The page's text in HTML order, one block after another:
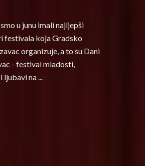
u junu imali najljepši
festivala koja Gradsko
organizuje, a to su Dani
- festival mladosti,
ljubavi na